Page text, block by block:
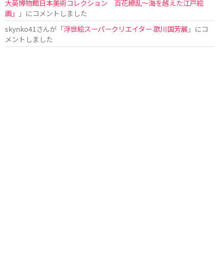
大英博物館日本美術コレクション 百花繚乱〜海を越えた江戸絵
画」
」にコメントしました
skynko41さんが「浮世絵スーパークリエイター 歌川国芳展 」にコ
メントしました